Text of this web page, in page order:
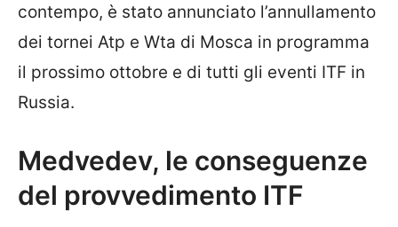
contempo, è stato annunciato l’annullamento
dei tornei Atp e Wta di Mosca in programma
il prossimo ottobre e di tutti gli eventi ITF in
Russia.
Medvedev, le conseguenze
del provvedimento ITF